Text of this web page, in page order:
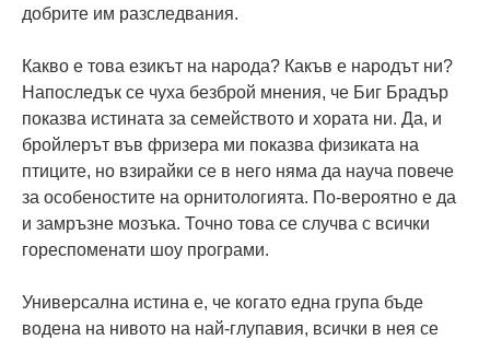
добрите им разследвания.
Какво е това езикът на народа? Какъв е народът ни?
Напоследък се чуха безброй мнения, че Биг Брадър
показва истината за семейството и хората ни. Да, и
бройлерът във фризера ми показва физиката на
птиците, но взирайки се в него няма да науча повече
за особеностите на орнитологията. По-вероятно е да
и замръзне мозъка. Точно това се случва с всички
гореспоменати шоу програми.
Универсална истина е, че когато една група бъде
водена на нивото на най-глупавия, всички в нея се